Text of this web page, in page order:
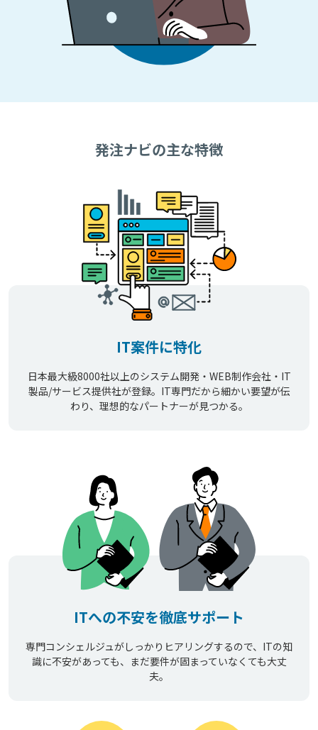
発注ナビの主な特徴
IT案件に特化
日本最大級8000社以上のシステム開発・WEB制作会社・IT
製品/サービス提供社が登録。IT専門だから細かい要望が伝
わり、理想的なパートナーが見つかる。
ITへの不安を徹底サポート
専門コンシェルジュがしっかりヒアリングするので、ITの知
識に不安があっても、まだ要件が固まっていなくても大丈
夫。